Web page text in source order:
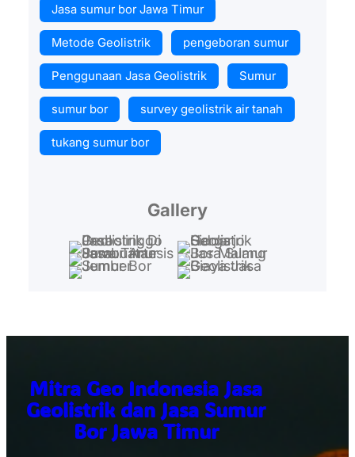
Jasa sumur bor Jawa Timur
Metode Geolistrik pengeboran sumur
Penggunaan Jasa Geolistrik Sumur
sumur bor survey geolistrik air tanah
tukang sumur bor
Gallery
Mitra Geo Indonesia Jasa
Geolistrik dan Jasa Sumur
Bor Jawa Timur